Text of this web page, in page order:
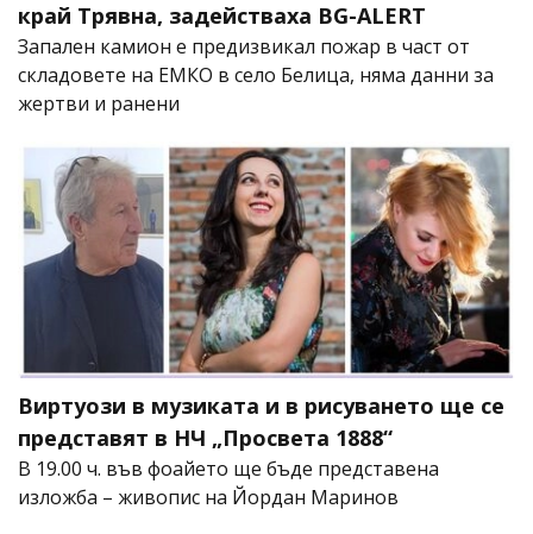
край Трявна, задействаха BG-ALERT
Запален камион е предизвикал пожар в част от
складовете на ЕМКО в село Белица, няма данни за
жертви и ранени
Виртуози в музиката и в рисуването ще се
представят в НЧ „Просвета 1888“
В 19.00 ч. във фоайето ще бъде представена
изложба – живопис на Йордан Маринов